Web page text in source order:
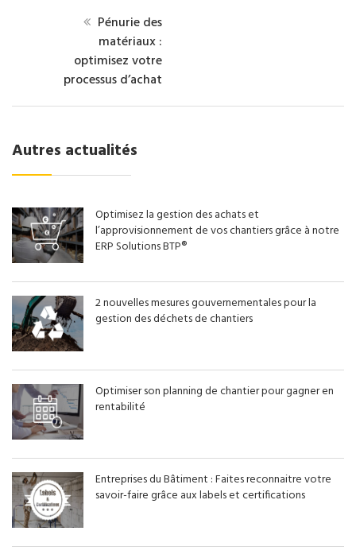
Pénurie des
matériaux :
optimisez votre
processus d’achat
Autres actualités
Optimisez la gestion des achats et
l’approvisionnement de vos chantiers grâce à notre
ERP Solutions BTP®
2 nouvelles mesures gouvernementales pour la
gestion des déchets de chantiers
Optimiser son planning de chantier pour gagner en
rentabilité
Entreprises du Bâtiment : Faites reconnaitre votre
savoir-faire grâce aux labels et certifications